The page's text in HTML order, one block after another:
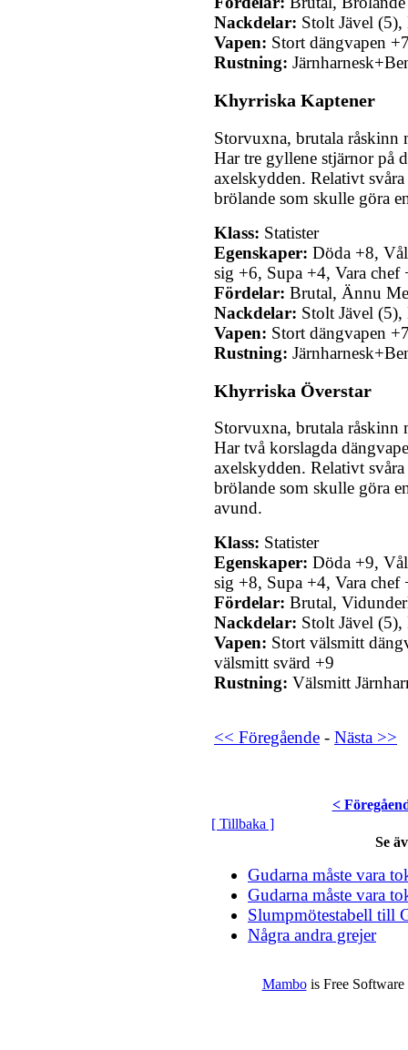
Nackdelar: Stolt Jävel
Vapen: Stort dängvapen
Rustning:
Khyrriska Kaptener
Storvuxna, brutala
Har tre gyllene stjärnor på
axelskydden. Relativt
brölande som skulle göra
Klass: Statister
Egenskaper: Döda +8,
sig +6, Supa +4, Vara chef
Fördelar: Brutal, Ännu
Nackdelar: Stolt Jävel
Vapen: Stort dängvapen
Rustning:
Khyrriska Överstar
Storvuxna, brutala
Har två korslagda
axelskydden. Relativt
brölande som skulle göra
avund.
Klass: Statister
Egenskaper: Döda +9,
sig +8, Supa +4, Vara chef
Fördelar: Brutal,
Nackdelar: Stolt Jävel
Vapen: Stort välsmitt
välsmitt svärd +9
Rustning: Välsmitt
<< Föregående - Nästa >>
<
[ Tillbaka ]
Se
Gudarna måste vara
Gudarna måste vara
Slumpmötestabell till
Några andra grejer
Mambois Free Software